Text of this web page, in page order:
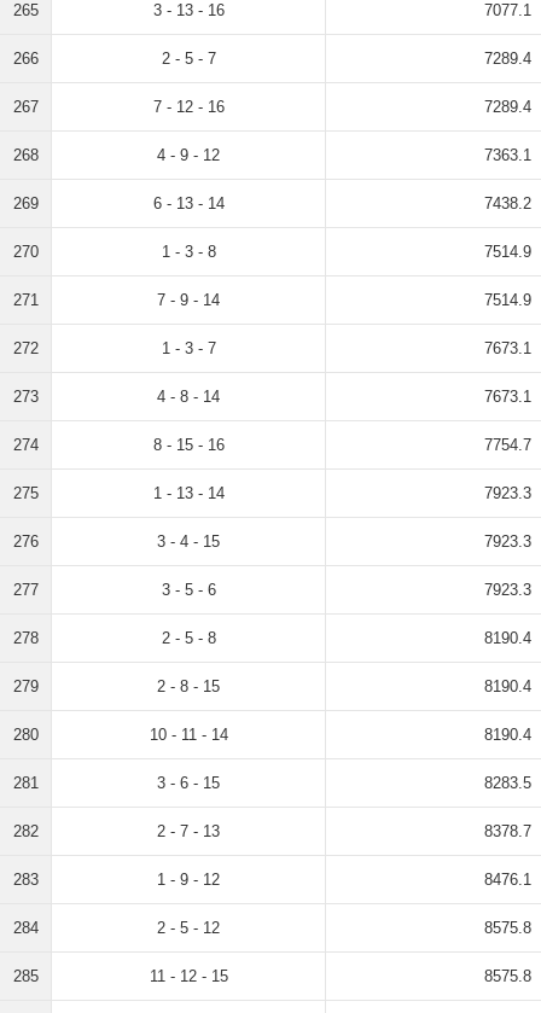
265 3 - 13 - 16 7077.1
266 2 - 5 - 7 7289.4
267 7 - 12 - 16 7289.4
268 4 - 9 - 12 7363.1
269 6 - 13 - 14 7438.2
270 1 - 3 - 8 7514.9
271 7 - 9 - 14 7514.9
272 1 - 3 - 7 7673.1
273 4 - 8 - 14 7673.1
274 8 - 15 - 16 7754.7
275 1 - 13 - 14 7923.3
276 3 - 4 - 15 7923.3
277 3 - 5 - 6 7923.3
278 2 - 5 - 8 8190.4
279 2 - 8 - 15 8190.4
280 10 - 11 - 14 8190.4
281 3 - 6 - 15 8283.5
282 2 - 7 - 13 8378.7
283 1 - 9 - 12 8476.1
284 2 - 5 - 12 8575.8
285 11 - 12 - 15 8575.8